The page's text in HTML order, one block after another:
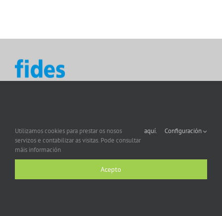
Utilizamos cookies para prestar os nosos
servizos e contabilizar as visitas. Pode consultar
máis información
aquí. Configuración
Acepto